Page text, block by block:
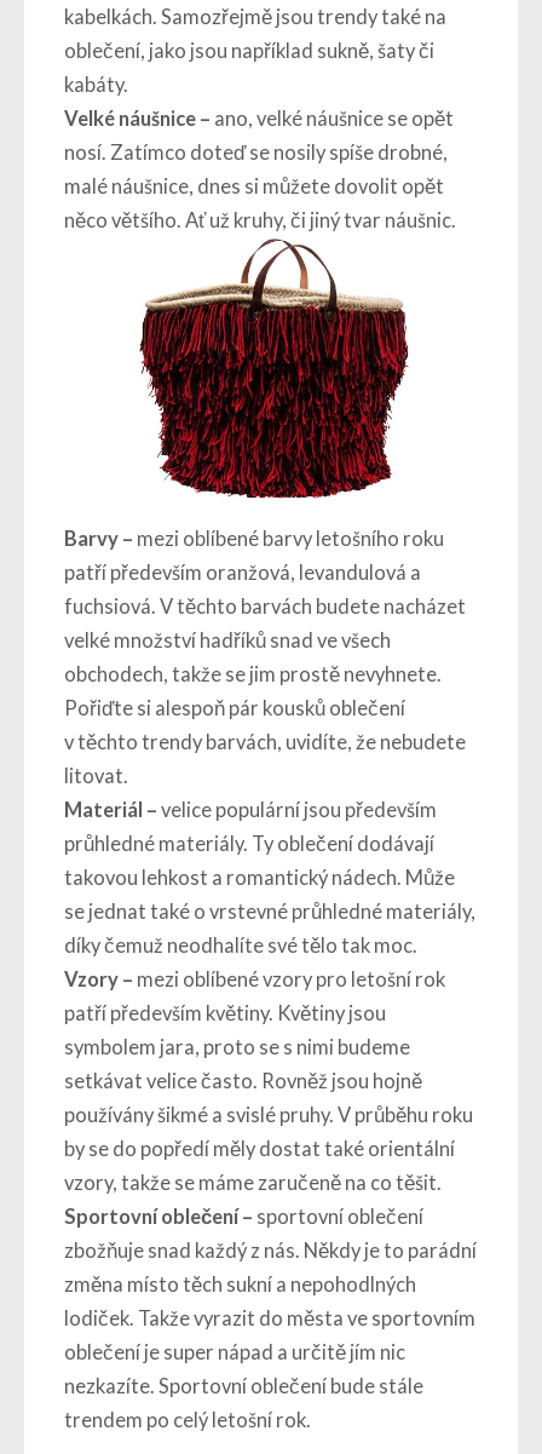
kabelkách. Samozřejmě jsou trendy také na
oblečení, jako jsou například sukně, šaty či
kabáty.
Velké náušnice – ano, velké náušnice se opět
nosí. Zatímco doteď se nosily spíše drobné,
malé náušnice, dnes si můžete dovolit opět
něco většího. Ať už kruhy, či jiný tvar náušnic.
Barvy – mezi oblíbené barvy letošního roku
patří především oranžová, levandulová a
fuchsiová. V těchto barvách budete nacházet
velké množství hadříků snad ve všech
obchodech, takže se jim prostě nevyhnete.
Pořiďte si alespoň pár kousků oblečení
v těchto trendy barvách, uvidíte, že nebudete
litovat.
Materiál – velice populární jsou především
průhledné materiály. Ty oblečení dodávají
takovou lehkost a romantický nádech. Může
se jednat také o vrstevné průhledné materiály,
díky čemuž neodhalíte své tělo tak moc.
Vzory – mezi oblíbené vzory pro letošní rok
patří především květiny. Květiny jsou
symbolem jara, proto se s nimi budeme
setkávat velice často. Rovněž jsou hojně
používány šikmé a svislé pruhy. V průběhu roku
by se do popředí měly dostat také orientální
vzory, takže se máme zaručeně na co těšit.
Sportovní oblečení – sportovní oblečení
zbožňuje snad každý z nás. Někdy je to parádní
změna místo těch sukní a nepohodlných
lodiček. Takže vyrazit do města ve sportovním
oblečení je super nápad a určitě jím nic
nezkazíte. Sportovní oblečení bude stále
trendem po celý letošní rok.